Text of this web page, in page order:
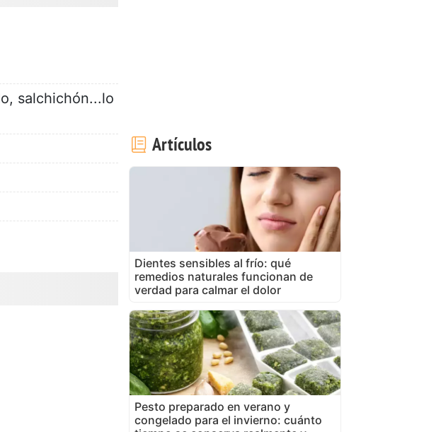
salchichón...lo
Artículos
Dientes sensibles al frío: qué
remedios naturales funcionan de
verdad para calmar el dolor
Pesto preparado en verano y
congelado para el invierno: cuánto